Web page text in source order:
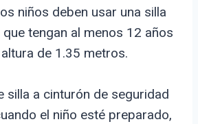
niños deben usar una silla
tengan al menos 12 años
de 1.35 metros.
silla a cinturón de seguridad
el niño esté preparado,